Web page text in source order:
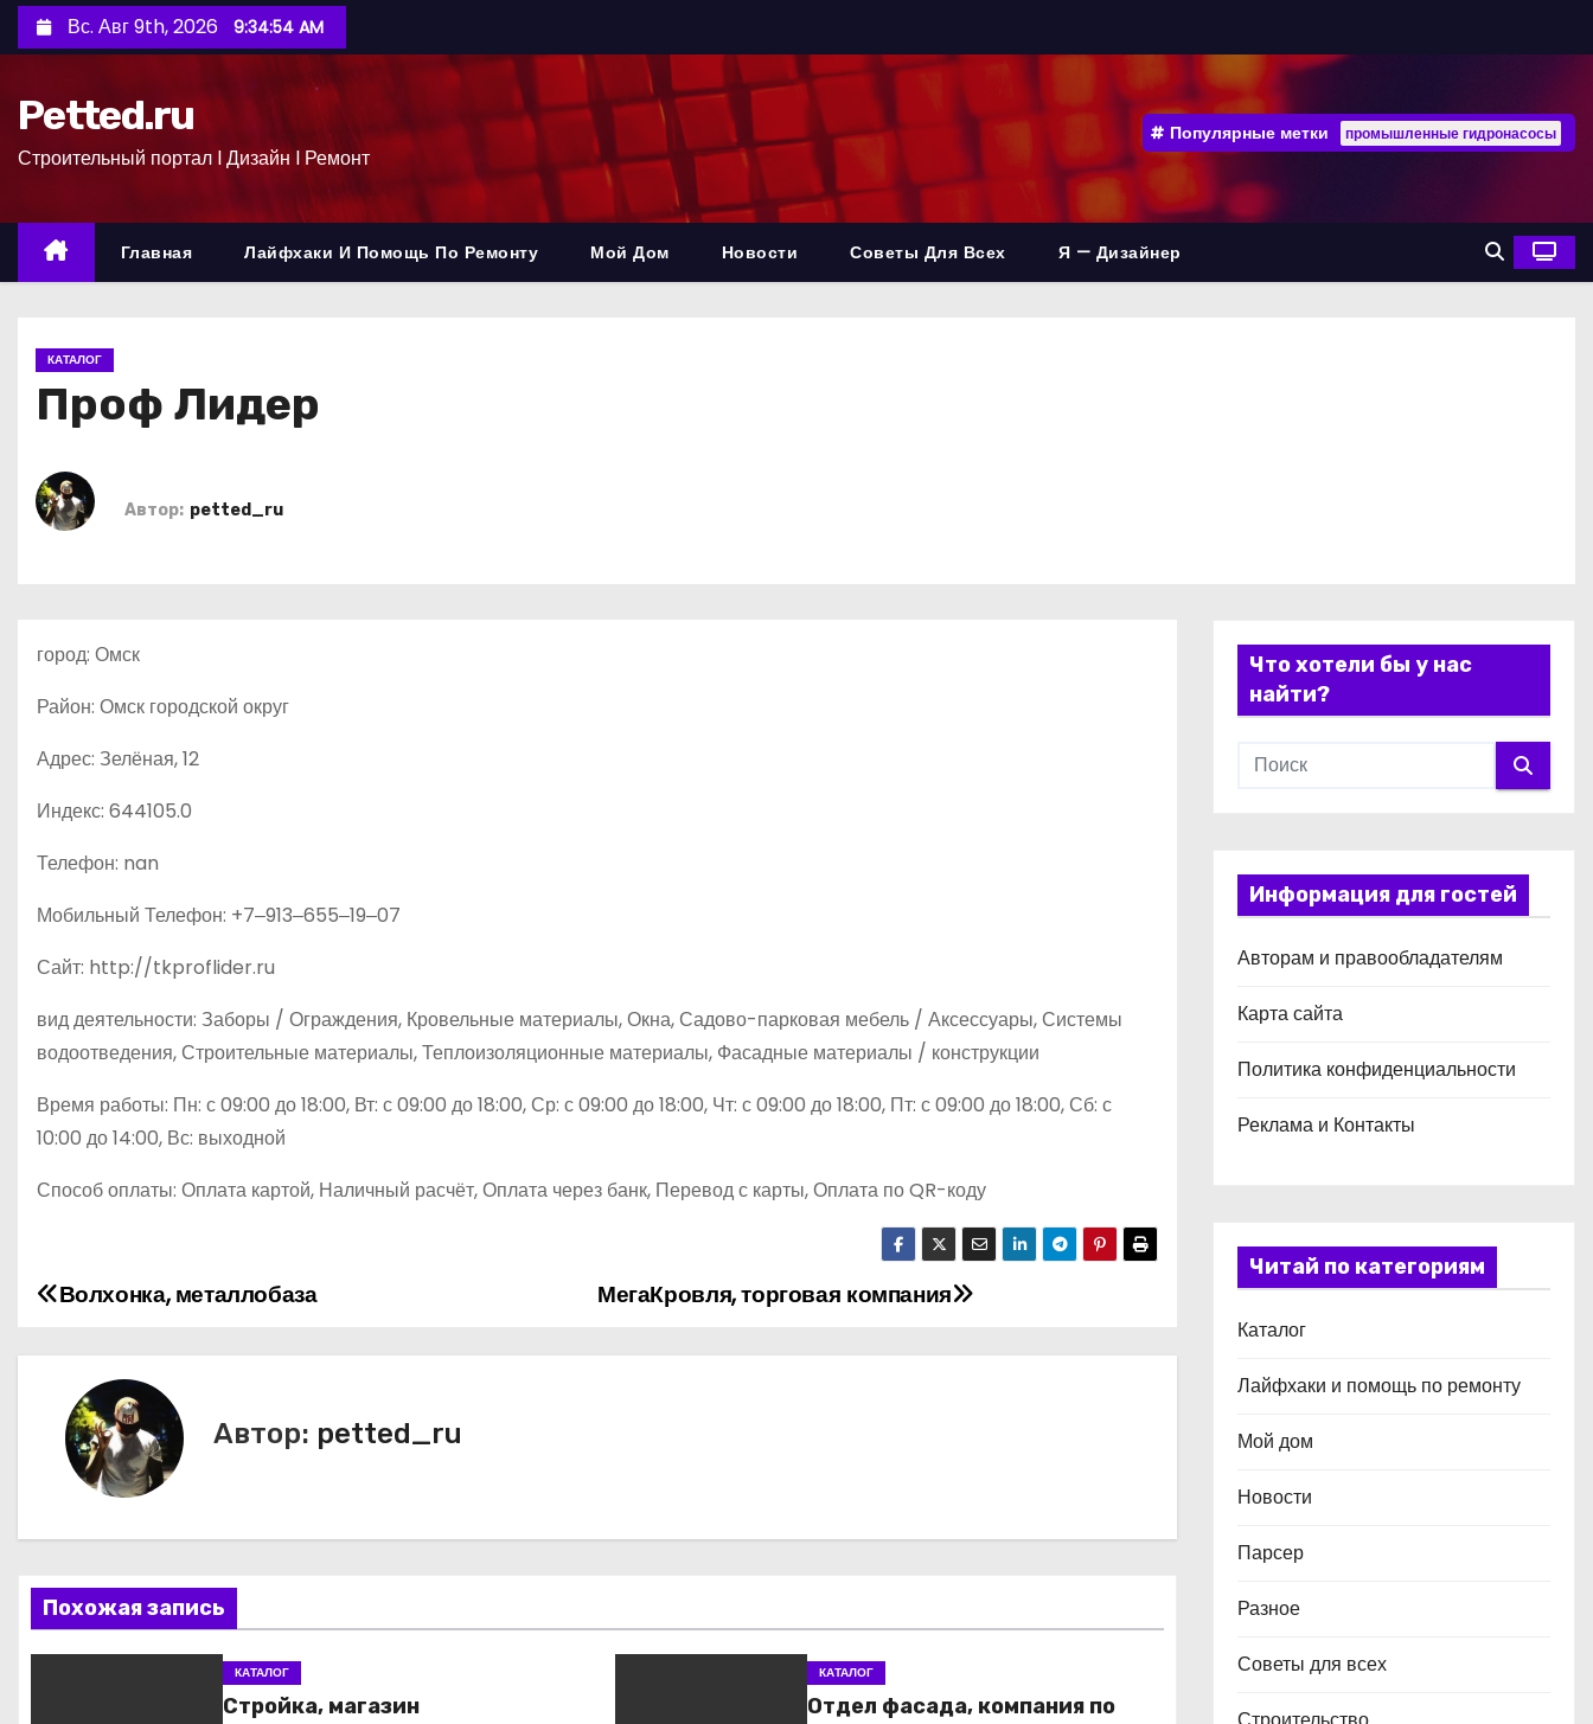
е
с
Вс. Авг 9th, 2026 9:34:55 AM
Petted.ru
Строительный портал l Дизайн l Ремонт
Популярные метки промышленные гидронасосы
Главная Лайфхаки И Помощь По Ремонту Мой Дом Новости Советы Для Всех Я — Дизайнер
КАТАЛОГ
Проф Лидер
Автор: petted_ru
город: Омск
Район: Омск городской округ
Адрес: Зелёная, 12
Индекс: 644105.0
Телефон: nan
Мобильный Телефон: +7‒913‒655‒19‒07
Сайт: http://tkproflider.ru
вид деятельности: Заборы / Ограждения, Кровельные материалы, Окна, Садово-парковая мебель / Аксессуары, Системы
водоотведения, Строительные материалы, Теплоизоляционные материалы, Фасадные материалы / конструкции
Время работы: Пн: с 09:00 до 18:00, Вт: с 09:00 до 18:00, Ср: с 09:00 до 18:00, Чт: с 09:00 до 18:00, Пт: с 09:00 до 18:00, Сб: с
10:00 до 14:00, Вс: выходной
Способ оплаты: Оплата картой, Наличный расчёт, Оплата через банк, Перевод с карты, Оплата по QR-коду
Н
а
а
ц
и
МегаКровля, торговая компания
Волхонка, металлобаза
Автор: petted_ru
Похожая запись
КАТАЛОГ
Стройка, магазин
КАТАЛОГ
Отдел фасада, компания по
Что хотели бы у нас
найти?
Информация для гостей
Авторам и правообладателям
Карта сайта
Политика конфиденциальности
Реклама и Контакты
Читай по категориям
Каталог
Лайфхаки и помощь по ремонту
Мой дом
Новости
Парсер
Разное
Советы для всех